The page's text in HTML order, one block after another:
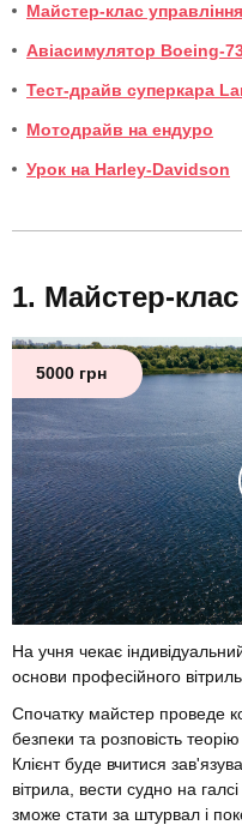
Майстер-клас
Авіасимулятор Boeing-
Тест-драйв суперкара
Мотодрайв на ендуро
Урок на Harley-Davidson
Майстер-
5000 грн
На учня чекає
основи професійного
Спочатку майстер проведе
безпеки та розповість
Клієнт буде вчитися
вітрила, вести судно на
зможе стати за штурвал і